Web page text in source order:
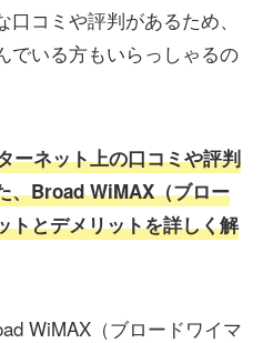
コミや評判があるため、
でいる方もいらっしゃるの
ーネット上の口コミや評判
、Broad WiMAX（ブロー
トとデメリットを詳しく解
WiMAX（ブロードワイマ